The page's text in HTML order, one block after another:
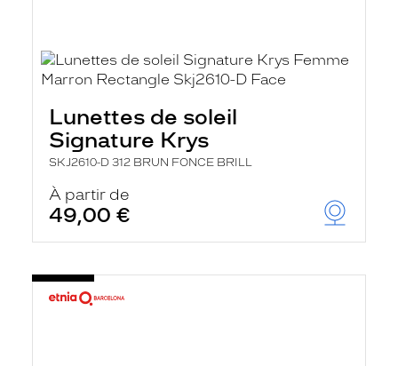
Lunettes de soleil
Signature Krys
SKJ2610-D 312 BRUN FONCE BRILL
À partir de
49,00 €